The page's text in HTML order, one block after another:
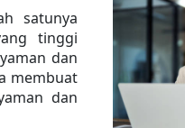
satunya
tinggi
dan
membuat
dan